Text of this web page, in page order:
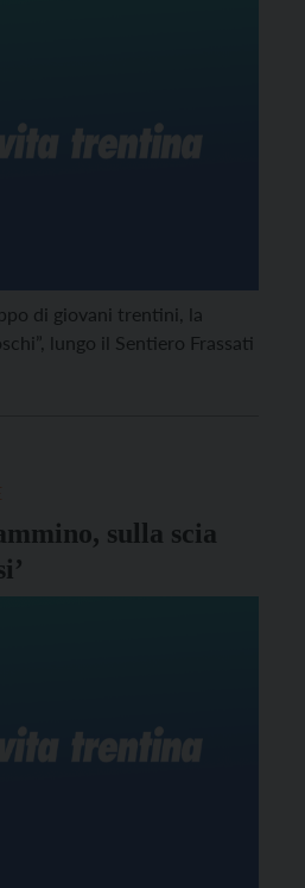
di giovani trentini, la
lungo il Sentiero Frassati
sulla scia